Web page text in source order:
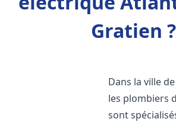
Gratien ?
Dans la ville
les plombiers
sont